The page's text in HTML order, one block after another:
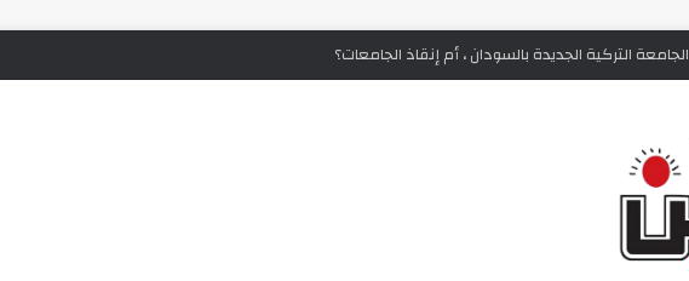
الجامعة التركية الجديدة بالسودان ، أم إنقاذ الجامعات؟